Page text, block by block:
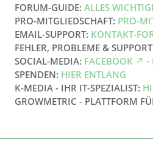
FORUM-GUIDE: ALLES
PRO-MITGLIEDSCHAFT: PRO-
EMAIL-SUPPORT: KONTAKT-
FEHLER, PROBLEME &
SOCIAL-MEDIA: FACEBOOK -
SPENDEN: HIER ENTLANG
K-MEDIA - IHR IT-SPEZIALIST:
GROWMETRIC - PLATTFORM